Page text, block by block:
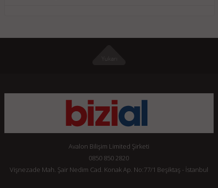
Avalon Bilişim Limited Şirketi
0850 850 2820
Vişnezade Mah. Şair Nedim Cad. Konak Ap. No:77/1 Beşiktaş - İstanbul